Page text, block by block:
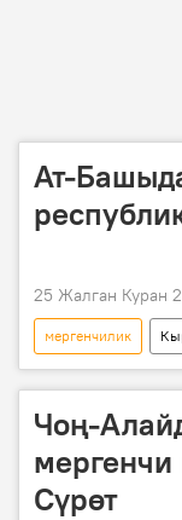
Ат-
25 Жалган Куран
мергенчилик
Сүрөт
Чоң-
мергенчи
Сүрөт